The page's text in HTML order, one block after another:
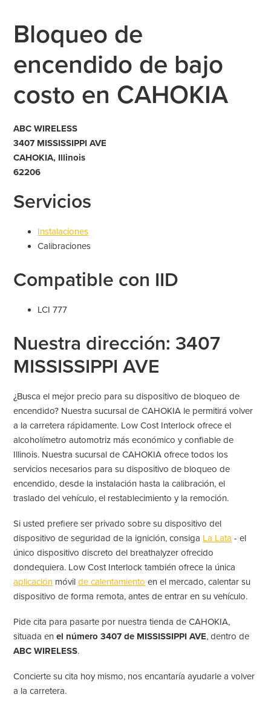
Bloqueo de
encendido de bajo
costo en CAHOKIA
ABC WIRELESS
3407 MISSISSIPPI AVE
CAHOKIA, Illinois
62206
Servicios
Instalaciones
Calibraciones
Compatible con IID
LCI 777
Nuestra dirección: 3407
MISSISSIPPI AVE
¿Busca el mejor precio para su dispositivo de bloqueo de
encendido? Nuestra sucursal de CAHOKIA le permitirá volver
a la carretera rápidamente. Low Cost Interlock ofrece el
alcoholímetro automotriz más económico y confiable de
Illinois. Nuestra sucursal de CAHOKIA ofrece todos los
servicios necesarios para su dispositivo de bloqueo de
encendido, desde la instalación hasta la calibración, el
traslado del vehículo, el restablecimiento y la remoción.
Si usted prefiere ser privado sobre su dispositivo del
dispositivo de seguridad de la ignición, consiga La Lata - el
único dispositivo discreto del breathalyzer ofrecido
dondequiera. Low Cost Interlock también ofrece la única
aplicación móvilde calentamiento en el mercado, calentar su
dispositivo de forma remota, antes de entrar en su vehículo.
Pide cita para pasarte por nuestra tienda de CAHOKIA,
situada enel número 3407 de MISSISSIPPI AVE, dentro de
ABC WIRELESS.
Concierte su cita hoy mismo, nos encantaría ayudarle a volver
a la carretera.